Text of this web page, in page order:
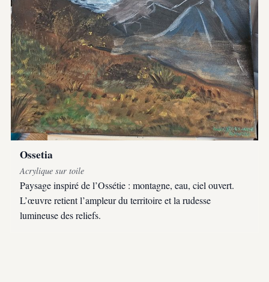
Ossetia
Acrylique sur toile
Paysage inspiré de l’Ossétie : montagne, eau, ciel ouvert.
L’œuvre retient l’ampleur du territoire et la rudesse
lumineuse des reliefs.